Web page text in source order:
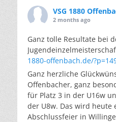
VSG 1880
2 months ago
Ganz tolle Resultate bei
1880-offenbach.de/
Ganz herzliche
Offenbacher, ganz
für Platz 3 in der U16w
der U8w. Das wird heute
Abschlussfeier in